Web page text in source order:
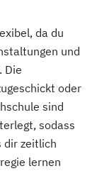
da du
und
Die
oder
sind
sodass
dir zeitlich
lernen